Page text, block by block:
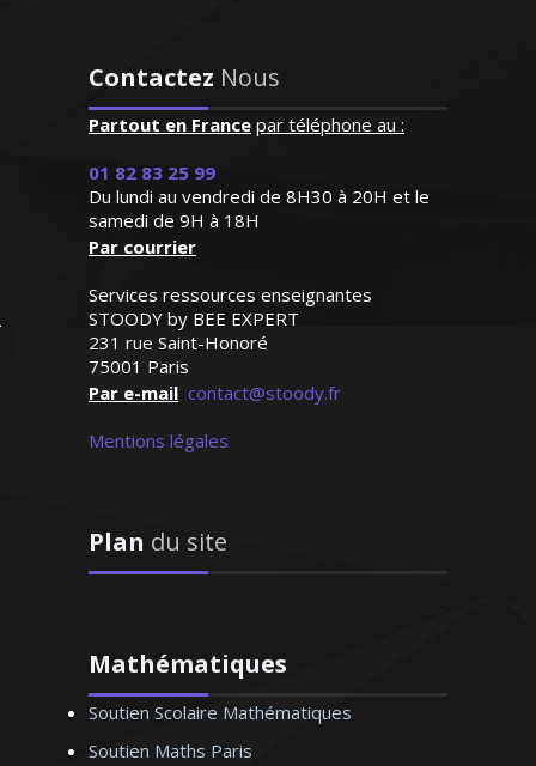
notre fille dès le premier
contact"
Madame G.F (Paris, élève en
classe de seconde)
Pédagogue et méthodique, je sais me
montrer à l'écoute des attentes de mes
élèves ou bien les préparer aux examens
Monsieur H. Stéphane – Ingénieur
informaticien - Bordeaux
Enseignant vacataire au sein de
service des élèves en difficultés
Monsieur A. Eric – Professeur
d’anglais – Marseille
Contactez Nous
Partout en France par téléphone au :
01 82 83 25 99
Du lundi au vendredi de 8H30 à 20H et le
samedi de 9H à 18H
Par courrier
Services ressources enseignantes
STOODY by BEE EXPERT
231 rue Saint-Honoré
75001 Paris
Par e-mail contact@stoody.fr
Mentions légales
Plan du site
Mathématiques
Soutien Scolaire Mathématiques
Soutien Maths Paris